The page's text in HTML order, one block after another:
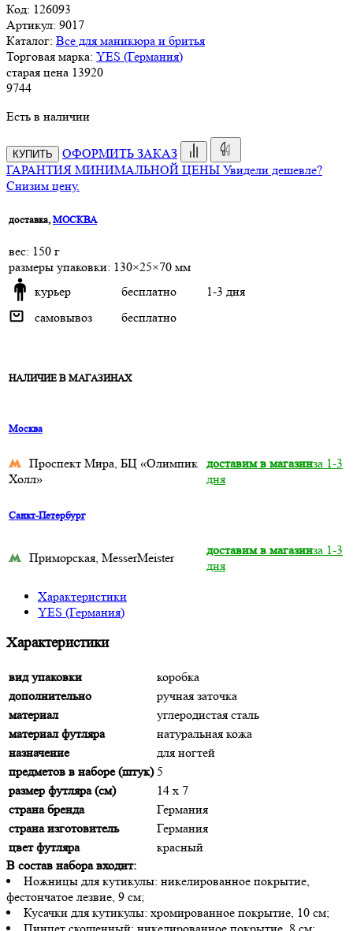
Код: 126093
Артикул: 9017
Каталог: Все для маникюра и бритья
Торговая марка: YES (Германия)
старая цена 13920
9744
Есть в наличии
КУПИТЬ
ОФОРМИТЬ ЗАКАЗ
ГАРАНТИЯ МИНИМАЛЬНОЙ ЦЕНЫ Увидели дешевле?
Снизим цену.
доставка, МОСКВА
веc: 150 г
размеры упаковки: 130×25×70 мм
курьер
бесплатно
1-3 дня
самовывоз
бесплатно
НАЛИЧИЕ В МАГАЗИНАХ
Москва
Проспект Мира, БЦ «Олимпик
Холл»
доставим в магазинза 1-3
дня
Санкт-Петербург
Приморская, MesserMeister
доставим в магазинза 1-3
дня
Характеристики
YES (Германия)
Характеристики
вид упаковки
коробка
дополнительно
ручная заточка
материал
углеродистая сталь
материал футляра
натуральная кожа
назначение
для ногтей
предметов в наборе (штук) 5
размер футляра (см)
14 х 7
страна бренда
Германия
страна изготовитель
Германия
цвет футляра
красный
В состав набора входит:
Ножницы для кутикулы: никелированное покрытие,
фестончатое лезвие, 9 см;
Кусачки для кутикулы: хромированное покрытие, 10 см;